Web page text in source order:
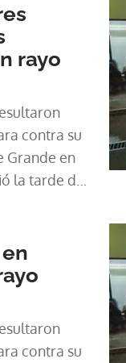
rayo
contra su
Grande en
la tarde de
familia.
un
contra su